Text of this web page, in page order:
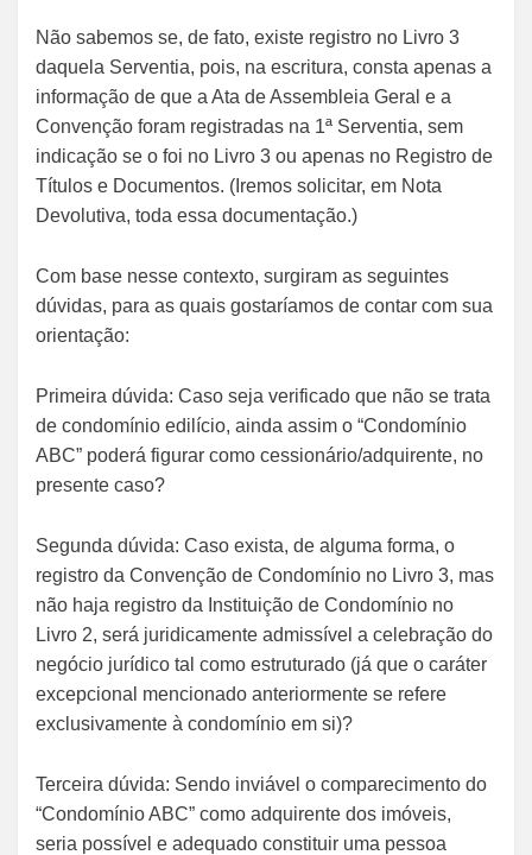
Não sabemos se, de fato, existe registro no Livro 3
daquela Serventia, pois, na escritura, consta apenas a
informação de que a Ata de Assembleia Geral e a
Convenção foram registradas na 1ª Serventia, sem
indicação se o foi no Livro 3 ou apenas no Registro de
Títulos e Documentos. (Iremos solicitar, em Nota
Devolutiva, toda essa documentação.)
Com base nesse contexto, surgiram as seguintes
dúvidas, para as quais gostaríamos de contar com sua
orientação:
Primeira dúvida: Caso seja verificado que não se trata
de condomínio edilício, ainda assim o “Condomínio
ABC” poderá figurar como cessionário/adquirente, no
presente caso?
Segunda dúvida: Caso exista, de alguma forma, o
registro da Convenção de Condomínio no Livro 3, mas
não haja registro da Instituição de Condomínio no
Livro 2, será juridicamente admissível a celebração do
negócio jurídico tal como estruturado (já que o caráter
excepcional mencionado anteriormente se refere
exclusivamente à condomínio em si)?
Terceira dúvida: Sendo inviável o comparecimento do
“Condomínio ABC” como adquirente dos imóveis,
seria possível e adequado constituir uma pessoa